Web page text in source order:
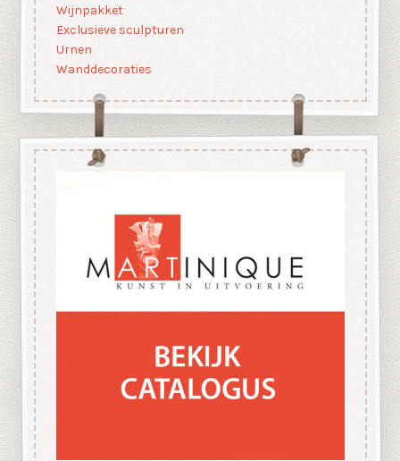
Wijnpakket
Exclusieve sculpturen
Urnen
Wanddecoraties